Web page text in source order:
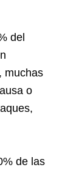
del
muchas
o
de las